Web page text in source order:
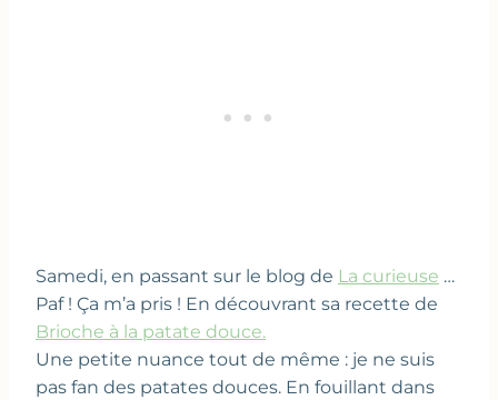
Samedi, en passant sur le blog de La curieuse …
Paf ! Ça m’a pris ! En découvrant sa recette de
Brioche à la patate douce.
Une petite nuance tout de même : je ne suis
pas fan des patates douces. En fouillant dans